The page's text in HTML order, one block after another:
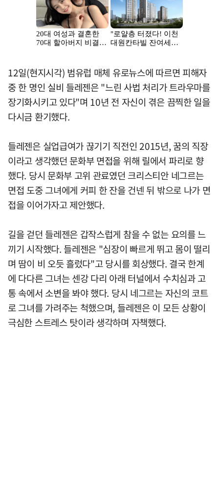
12일(현지시각) 범유럽 매체 유로뉴스에 따르면 피해자
중 한 명인 실비 들레젠은 "느린 사법 처리가 트라우마를
장기화시키고 있다"며 10년 전 자신이 겪은 끔찍한 일을
다시금 환기했다.
들레젠은 실업급여가 끊기기 직전인 2015년, 꿈의 직장
이라고 생각했던 문화부 면접을 위해 릴에서 파리로 향
했다. 당시 문화부 고위 관료였던 크리스티안 네그르는
면접 도중 그녀에게 커피 한 잔을 건넨 뒤 밖으로 나가 면
접을 이어가자고 제안했다.
길을 걷던 들레젠은 갑작스럽게 참을 수 없는 요의를 느
끼기 시작했다. 들레젠은 "심장이 빠르게 뛰고 몸이 떨리
며 땀이 비 오듯 흘렀다"고 당시를 회상했다. 결국 한계
에 다다른 그녀는 센강 다리 아래 터널에서 수치심과 고
통 속에서 소변을 봐야 했다. 당시 네그르는 자신의 코트
로 그녀를 가려주는 척했으며, 들레젠은 이 모든 상황이
극심한 스트레스 탓이라 생각하며 자책했다.